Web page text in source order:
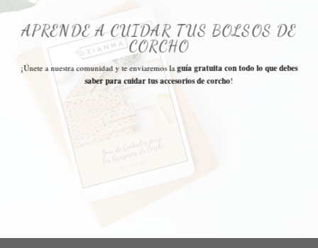
APRENDE A CUIDAR TUS BOLSOS DE
CORCHO
¡Únete a nuestra comunidad y te enviaremos la guía gratuita con todo lo que debes
saber para cuidar tus accesorios de corcho!